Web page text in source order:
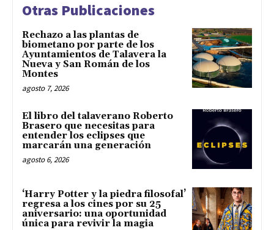
Otras Publicaciones
Rechazo a las plantas de
biometano por parte de los
Ayuntamientos de Talavera la
Nueva y San Román de los
Montes
agosto 7, 2026
El libro del talaverano Roberto
Brasero que necesitas para
entender los eclipses que
marcarán una generación
agosto 6, 2026
‘Harry Potter y la piedra filosofal’
regresa a los cines por su 25
aniversario: una oportunidad
única para revivir la magia